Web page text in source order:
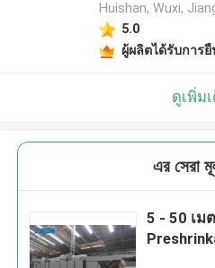
Huishan, Wuxi,
5.0
ผู้ผลิตได้รับการ
ดูเพิ่ม
এর সেরা
5 - 50 เม